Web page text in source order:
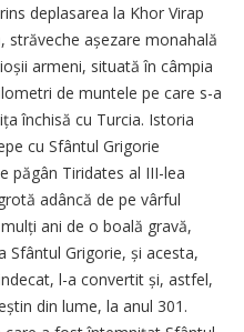
deplasarea la Khor Virap
străveche așezare monahală
armeni, situată în câmpia
de muntele pe care s-a
închisă cu Turcia. Istoria
cu Sfântul Grigorie
păgân Tiridates al III-lea
adâncă de pe vârful
ani de o boală gravă,
Sfântul Grigorie, și acesta,
l-a convertit și, astfel,
din lume, la anul 301.